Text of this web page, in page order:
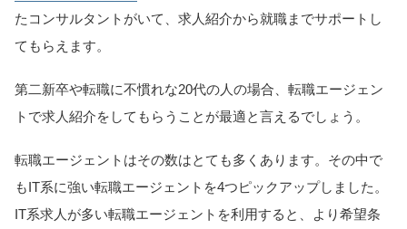
たコンサルタントがいて、求人紹介から就職までサポートし
てもらえます。
第二新卒や転職に不慣れな20代の人の場合、転職エージェン
トで求人紹介をしてもらうことが最適と言えるでしょう。
転職エージェントはその数はとても多くあります。その中で
もIT系に強い転職エージェントを4つピックアップしました。
IT系求人が多い転職エージェントを利用すると、より希望条